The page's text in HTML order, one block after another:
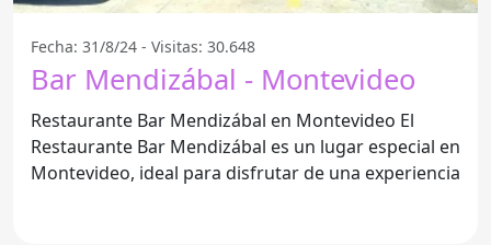
Fecha: 31/8/24 - Visitas: 30.648
Bar Mendizábal - Montevideo
Restaurante Bar Mendizábal en Montevideo El
Restaurante Bar Mendizábal es un lugar especial en
Montevideo, ideal para disfrutar de una experiencia